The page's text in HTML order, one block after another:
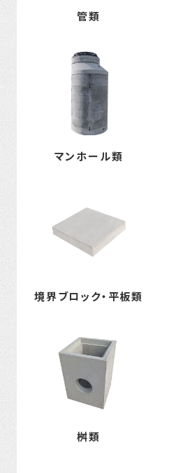
管類
マンホール類
境界ブロック・平板類
桝類